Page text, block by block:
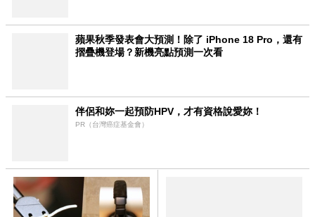
蘋果秋季發表會大預測！除了 iPhone 18 Pro，還有
摺疊機登場？新機亮點預測一次看
伴侶和妳一起預防HPV，才有資格說愛妳！
PR（台灣癌症基金會）